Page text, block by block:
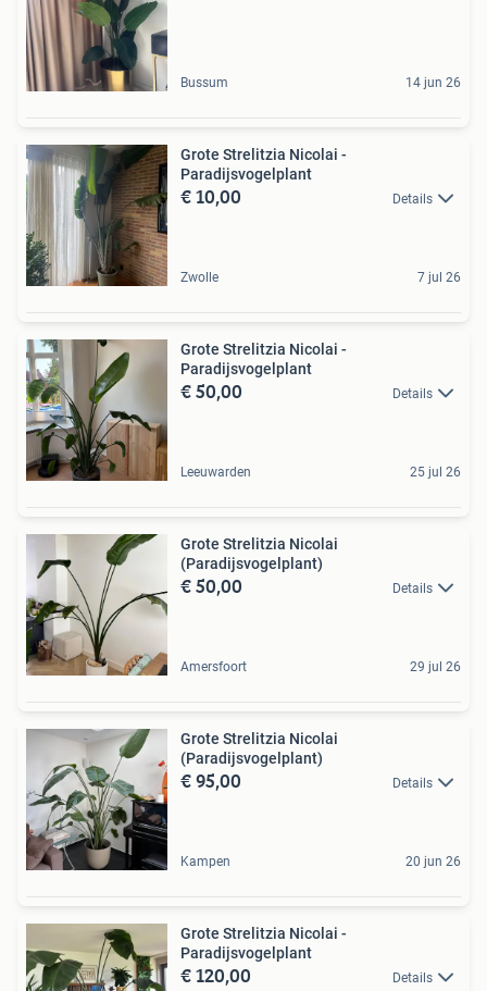
Bussum 14 jun 26
Grote Strelitzia Nicolai -
Paradijsvogelplant
€ 10,00 Details
Zwolle 7 jul 26
Grote Strelitzia Nicolai -
Paradijsvogelplant
€ 50,00 Details
Leeuwarden 25 jul 26
Grote Strelitzia Nicolai
(Paradijsvogelplant)
€ 50,00 Details
Amersfoort 29 jul 26
Grote Strelitzia Nicolai
(Paradijsvogelplant)
€ 95,00 Details
Kampen 20 jun 26
Grote Strelitzia Nicolai -
Paradijsvogelplant
€ 120,00 Details